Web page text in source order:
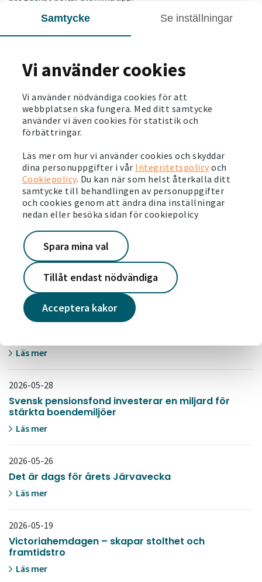
Samtycke Se inställningar
Vi använder cookies
Vi använder nödvändiga cookies för att
webbplatsen ska fungera. Med ditt samtycke
använder vi även cookies för statistik och
förbättringar.
Läs mer om hur vi använder cookies och skyddar
dina personuppgifter i vår Integritetspolicy och
Cookiepolicy. Du kan när som helst återkalla ditt
samtycke till behandlingen av personuppgifter
och cookies genom att ändra dina inställningar
nedan eller besöka sidan för cookiepolicy
Acceptera kakor
Spara mina val
Tillåt endast nödvändiga
– Jag tycker att våra områden börjar kännas tryggare och
nerskräpningen minskar. Jag blir så glad när jag ser att våra
våra rabatter, säger Magnus.
Vi arbetar på bred front för att öka tryggheten och lyfta
våra områden långsiktigt. Vårt miljövärdsprogram är
SENASTE NYTT
2026-07-06
Stora energiinvesteringar och ny spännande
teknik i Märsta
Läs mer
2026-06-03
Så här ser vi på hållbarhet. Läs vår
Läs mer
2026-05-28
Svensk pensionsfond investerar en miljard för
stärkta boendemiljöer
Läs mer
2026-05-26
Det är dags för årets Järvavecka
Läs mer
2026-05-19
Victoriahemdagen – skapar stolthet och
framtidstro
Läs mer